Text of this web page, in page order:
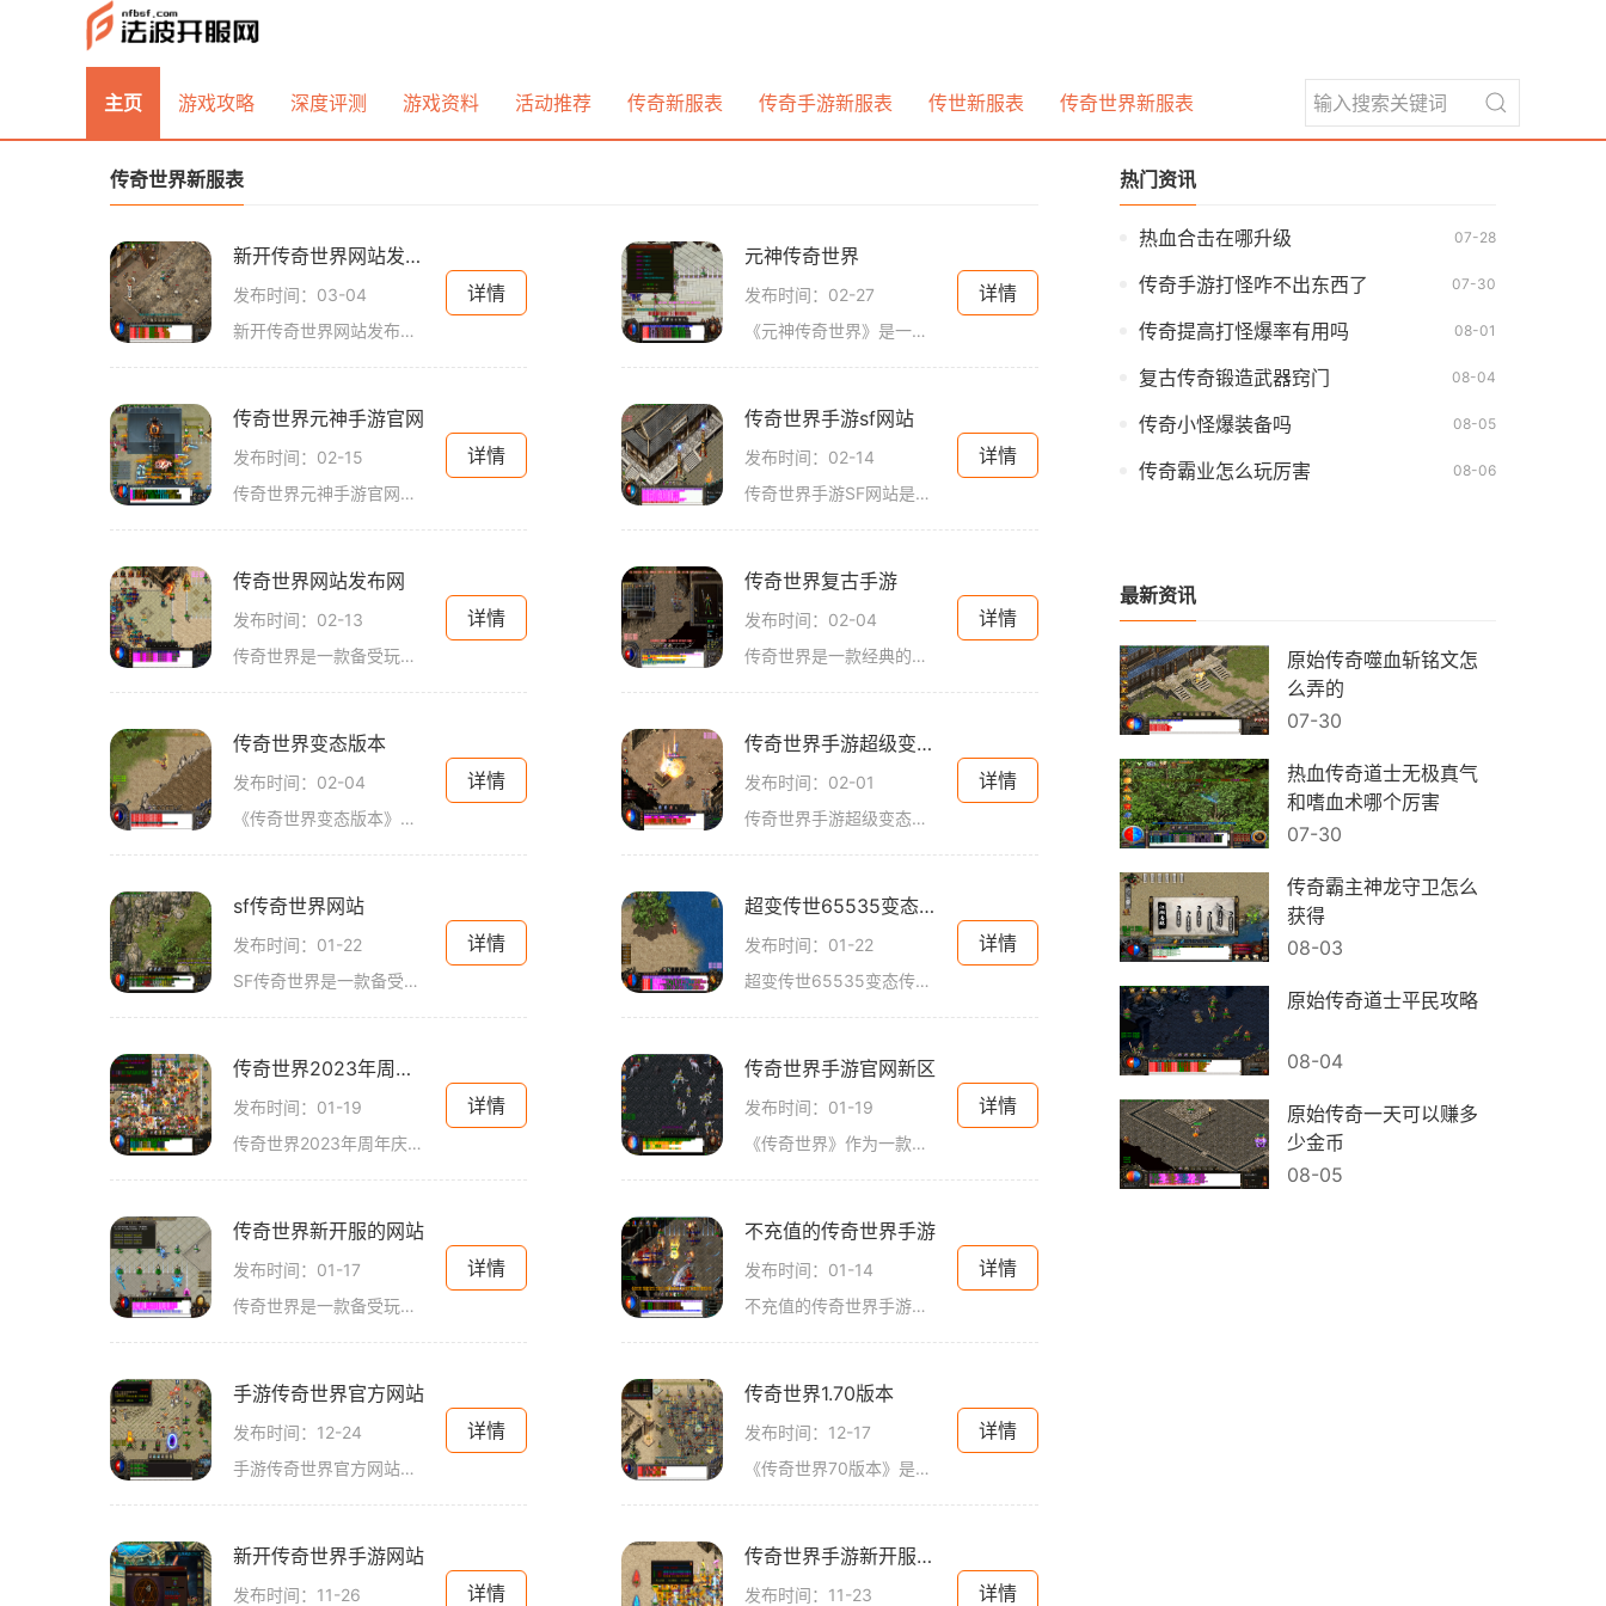
主页 游戏攻略 深度评测 游戏资料 活动推荐 传奇新服表 传奇手游新服表 传世新服表 传奇世界新服表
传奇世界新服表
新开传奇世界网站发布网
发布时间：03-04
新开传奇世界网站发布网是最近备受瞩目的网站之一，其以其独特的游戏玩法和精美的画面设计吸引着无数玩家的关注。在这个网站上，玩家可以体验到全新的传奇世界，感受到前所未
详情
元神传奇世界
发布时间：02-27
《元神传奇世界》是一款备受玩家喜爱的中文游戏，它将您带入一个神秘神话的世界，您可以体验到精彩的游戏剧情和刺激的战斗。下面将为大家介绍一下这款游戏的具体玩法。玩家可
详情
传奇世界元神手游官网
发布时间：02-15
传奇世界元神手游官网是中国研发的一款热门手机游戏，以其独特的玩法和精美的画面设计而备受玩家喜爱。该游戏以传奇世界的世界观为基础，结合了元神系统，为玩家打造了一个丰
详情
传奇世界手游sf网站
发布时间：02-14
传奇世界手游SF网站是一个专为传奇世界手游爱好者而设立的网站。作为一款经典的角色扮演游戏，传奇世界手游在玩法和画面上都有着非常高的水准。而传奇世界手游SF网站则为玩家提
详情
传奇世界网站发布网
发布时间：02-13
传奇世界是一款备受玩家喜爱的网络游戏，拥有着庞大的玩家群体和精彩的玩法。而传奇世界网站发布网则是玩家们获取游戏资讯、交流心得的重要平台。玩家们可以找到游戏最新的消
详情
传奇世界复古手游
发布时间：02-04
传奇世界是一款经典的网络游戏，在玩家中拥有着广泛的人气和影响力。而今，传奇世界复古手游应运而生，让那些怀念并热爱这款游戏的玩家们可以再次体验到当年的激情和回忆。传
详情
传奇世界变态版本
发布时间：02-04
《传奇世界变态版本》是一款备受玩家喜爱的网游，以其独特的玩法和丰富的游戏内容吸引了众多玩家的关注。下面将为大家详细介绍一下这款游戏的具体玩法。值得一提的是《传奇世
详情
传奇世界手游超级变态发布网
发布时间：02-01
传奇世界手游超级变态发布网是一个备受玩家关注的游戏平台。在这个平台上，玩家们可以畅享传奇世界手游的各种游戏乐趣。作为一款经典的多人在线角色扮演游戏，传奇世界手游不
详情
sf传奇世界网站
发布时间：01-22
SF传奇世界是一款备受玩家喜爱的网络游戏，它为玩家提供了一个精彩纷呈的游戏世界。在这个游戏中，玩家可以体验到各种刺激的战斗，感受到壮阔的游戏画面和丰富的剧情。这篇文章
详情
超变传世65535变态传奇世界
发布时间：01-22
超变传世65535变态传奇世界是一款备受玩家喜爱的网络游戏。该游戏以其丰富的内容和刺激的玩法深受玩家的喜爱。下面将为大家介绍这款游戏的具体玩法。超变传世65535变态传奇世界拥
详情
传奇世界2023年周年庆新版本
发布时间：01-19
传奇世界2023年周年庆新版本是一款备受期待的网络游戏。新版本为玩家们带来了全新的冒险和挑战，更多精彩的玩法和故事情节，为全球的传奇世界爱好者们带来了一场丰盛的游戏盛宴
详情
传奇世界手游官网新区
发布时间：01-19
《传奇世界》作为一款经典的在线游戏，在全球范围内拥有着众多的玩家。传奇世界手游官网宣布将推出全新的游戏新区，为玩家们带来更加精彩的游戏体验。让我们来一起了解一下这
详情
传奇世界新开服的网站
发布时间：01-17
传奇世界是一款备受玩家喜爱的网络游戏，而每一次新开服都是全体玩家期待已久的重要时刻。今天，我要介绍的是一家专注于传奇世界新开服的网站，为玩家们提供最全面的游戏信息
详情
不充值的传奇世界手游
发布时间：01-14
不充值的传奇世界手游是一款备受玩家喜爱的游戏，它以其独特的玩法和丰富的内容吸引了无数的玩家。在这款游戏中，不需要充值也能够获得不错的游戏体验，下面就让我们来详细介
详情
手游传奇世界官方网站
发布时间：12-24
手游传奇世界官方网站是专门为传奇世界游戏玩家提供服务的官方平台。传奇世界是一款风靡全球的多人在线角色扮演游戏，通过这个网站，玩家可以获得最新的游戏资讯、参与活动和
详情
传奇世界1.70版本
发布时间：12-17
《传奇世界70版本》是一款非常经典的 MMORPG（大型多人在线角色扮演游戏）作品，也是目前市场上深受玩家喜爱的游戏之一。本篇将详细介绍该游戏的具体玩法，包括角色选择、职业系
详情
新开传奇世界手游网站
发布时间：11-26
详情
传奇世界手游新开服网站今日一区
发布时间：11-23
详情
热门资讯
热血合击在哪升级 07-28
传奇手游打怪咋不出东西了 07-30
传奇提高打怪爆率有用吗 08-01
复古传奇锻造武器窍门 08-04
传奇小怪爆装备吗 08-05
传奇霸业怎么玩厉害 08-06
最新资讯
原始传奇噬血斩铭文怎
么弄的
07-30
热血传奇道士无极真气
和嗜血术哪个厉害
07-30
传奇霸主神龙守卫怎么
获得
08-03
原始传奇道士平民攻略
08-04
原始传奇一天可以赚多
少金币
08-05